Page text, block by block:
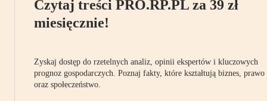
Czytaj treści PRO.RP.PL za 39 zł
miesięcznie!
Zyskaj dostęp do rzetelnych analiz, opinii ekspertów i kluczowych
prognoz gospodarczych. Poznaj fakty, które kształtują biznes, prawo
oraz społeczeństwo.